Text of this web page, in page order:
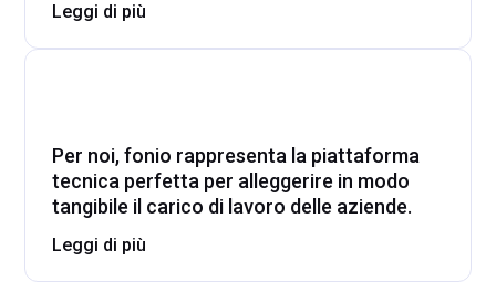
Leggi di più
Per noi, fonio rappresenta la piattaforma
tecnica perfetta per alleggerire in modo
tangibile il carico di lavoro delle aziende.
Leggi di più